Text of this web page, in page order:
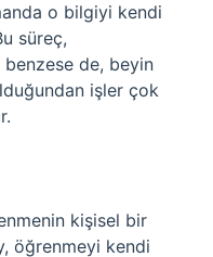
o bilgiyi kendi
süreç,
benzese de, beyin
işler çok
kişisel bir
öğrenmeyi kendi